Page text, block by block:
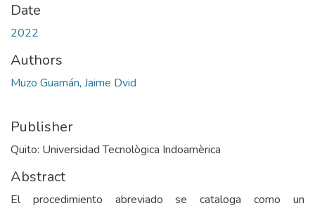
Date
2022
Authors
Muzo Guamán, Jaime Dvid
Publisher
Quito: Universidad Tecnològica Indoamèrica
Abstract
El procedimiento abreviado se cataloga como un